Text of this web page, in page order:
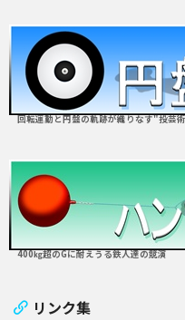
回転運動と円盤の軌跡が織りなす"投芸
400㎏超のGに耐えうる鉄人達の競演
リンク集